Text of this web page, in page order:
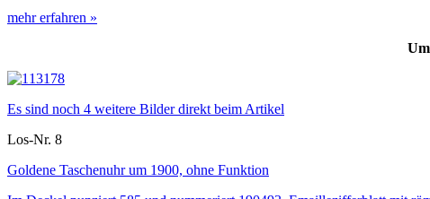
mehr erfahren »
Es sind noch 4 weitere Bilder direkt beim Artikel
Los-Nr. 8
Goldene Taschenuhr um 1900, ohne Funktion